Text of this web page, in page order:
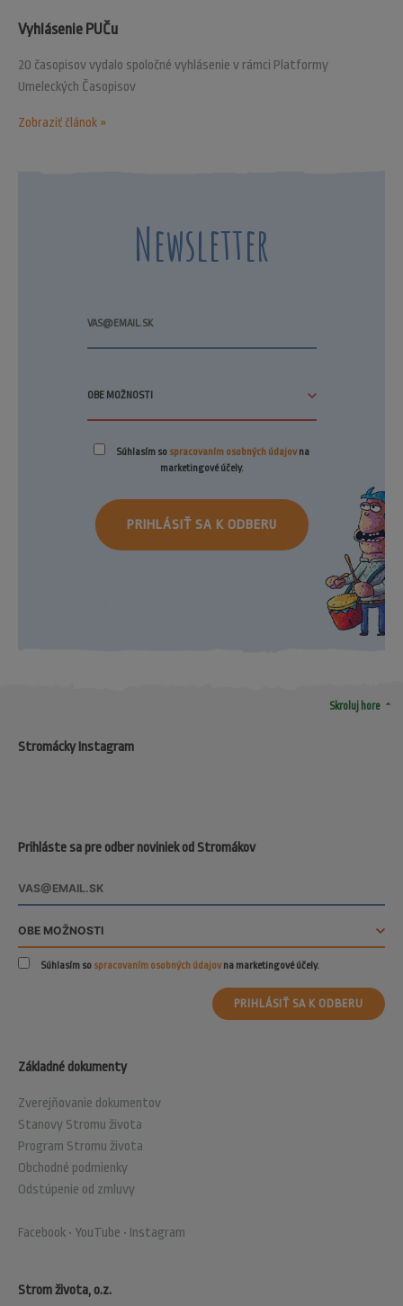
Vyhlásenie PUČu
20 časopisov vydalo spoločné vyhlásenie v rámci Platformy
Umeleckých Časopisov
Zobraziť článok »
Newsletter
Súhlasím so spracovaním osobných údajovna
marketingové účely.
PRIHLÁSIŤ SA K ODBERU
Skroluj hore arrow_drop_up
Strom života, o.z.
Základné dokumenty
Zverejňovanie dokumentov
Stanovy Stromu života
Program Stromu života
Obchodné podmienky
Odstúpenie od zmluvy
Facebook • YouTube • Instagram
Prihláste sa pre odber noviniek od Stromákov
Súhlasím so spracovaním osobných údajovna marketingové účely.
PRIHLÁSIŤ SA K ODBERU
Stromácky Instagram